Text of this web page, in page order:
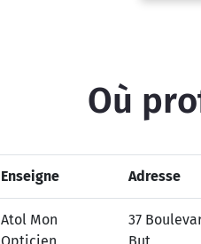
Où
Enseigne Adresse
Atol Mon
37